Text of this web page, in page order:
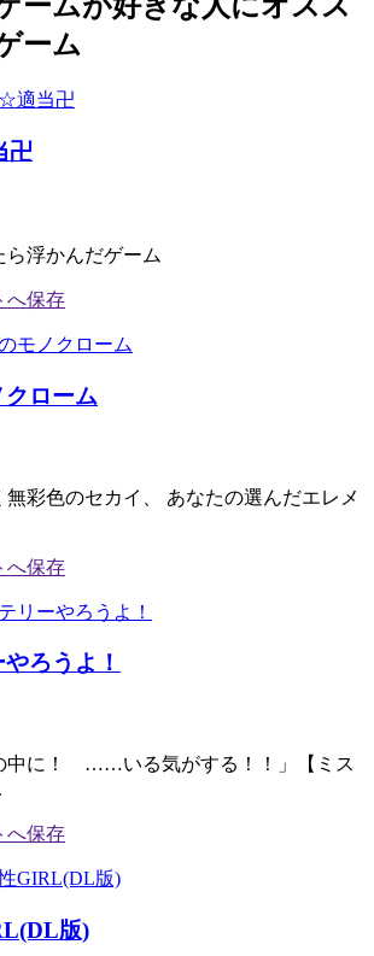
ームが好きな人にオスス
ーム
卍
ら浮かんだゲーム
クローム
無彩色のセカイ、 あなたの選んだエレメ
ろうよ！
中に！ ……いる気がする！！」【ミス
版)